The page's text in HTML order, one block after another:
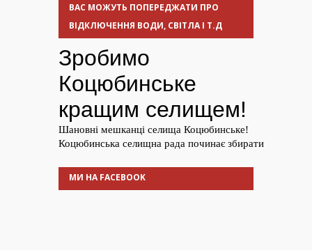
ВАС МОЖУТЬ ПОПЕРЕДЖАТИ ПРО
ВІДКЛЮЧЕННЯ ВОДИ, СВІТЛА І Т.Д
МИ НА FACEBOOK